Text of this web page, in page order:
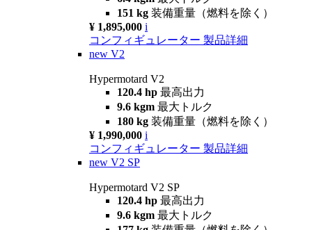
151 kg 装備重量（燃料を除く）
¥ 1,895,000 i
コンフィギュレーター 製品詳細
new V2
Hypermotard V2
120.4 hp 最高出力
9.6 kgm 最大トルク
180 kg 装備重量（燃料を除く）
¥ 1,990,000 i
コンフィギュレーター 製品詳細
new V2 SP
Hypermotard V2 SP
120.4 hp 最高出力
9.6 kgm 最大トルク